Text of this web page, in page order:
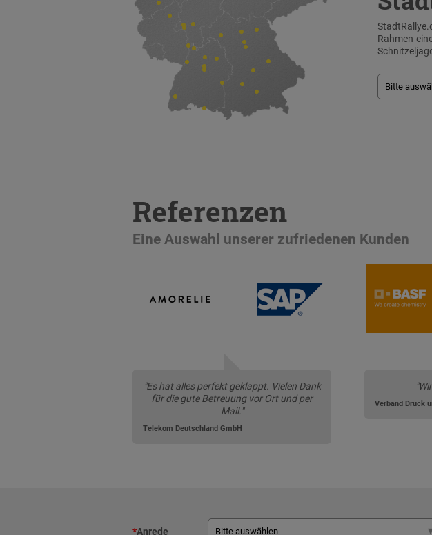
Rahmen
Referenzen
Eine Auswahl unserer zufriedenen Kunden
"Es hat alles perfekt geklappt. Vielen Dank
für die gute Betreuung vor Ort und per
Mail."
Telekom Deutschland GmbH
Verband Druck
*Anrede